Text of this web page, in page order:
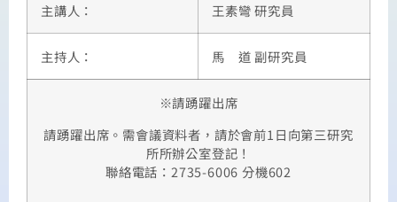
主講人： 王素彎 研究員
主持人： 馬 道 副研究員
※請踴躍出席
請踴躍出席。需會議資料者，請於會前1日向第三研究
所所辦公室登記！
聯絡電話：2735-6006 分機602